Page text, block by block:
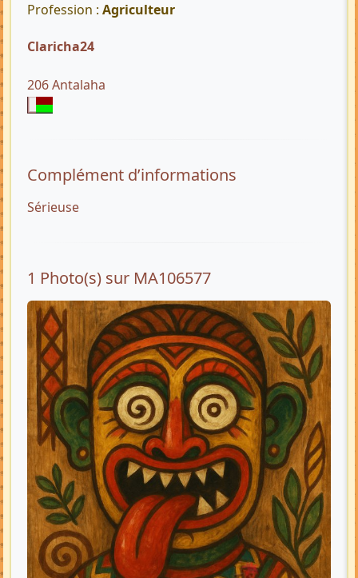
Profession : Agriculteur
Claricha24
206 Antalaha
Complément d’informations
Sérieuse
1 Photo(s) sur MA106577